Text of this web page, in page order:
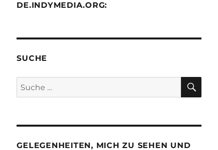
DE.INDYMEDIA.ORG:
SUCHE
Suche
nach:
GELEGENHEITEN, MICH ZU SEHEN UND